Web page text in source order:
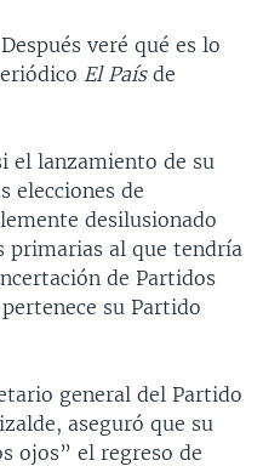
veré qué es lo
El Paísde
el lanzamiento de su
elecciones de
desilusionado
primarias al que tendría
de Partidos
su Partido
general del Partido
aseguró que su
ojos” el regreso de